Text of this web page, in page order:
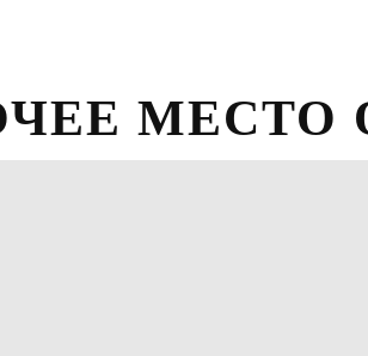
МЕСТО